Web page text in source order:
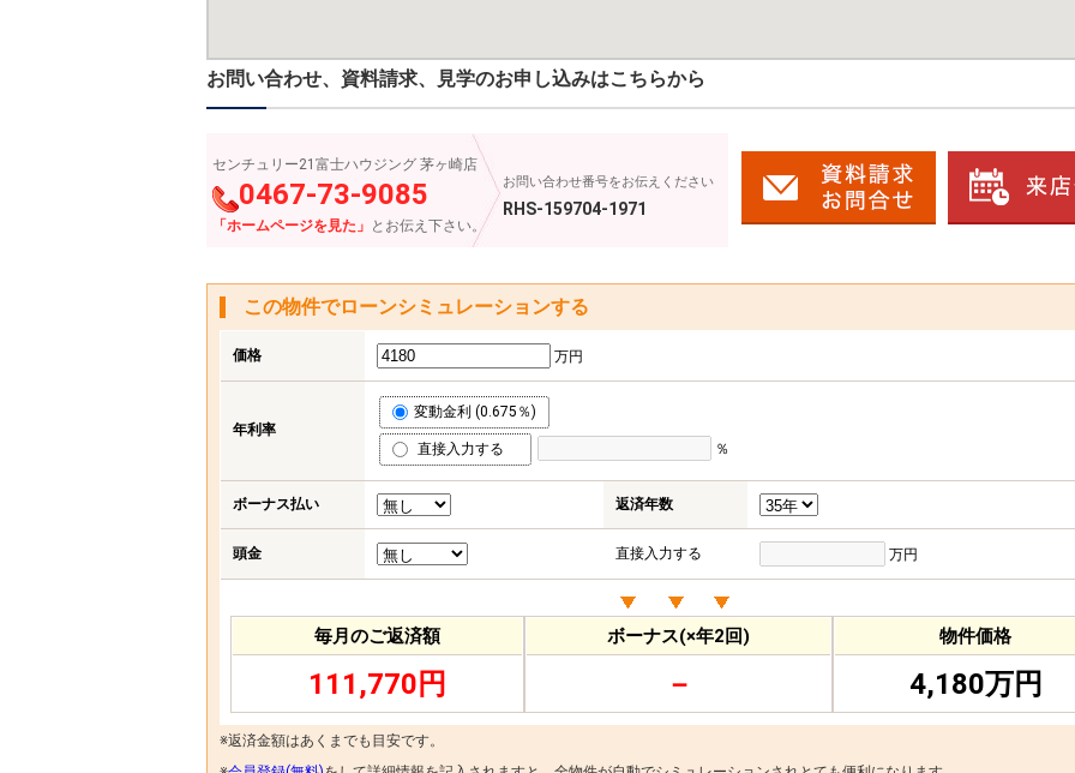
お問い合わせ、資料請求、見学のお申し込みはこちらから
センチュリー21富士ハウジング 茅ヶ崎店
0467-73-9085
「ホームページを見た」 とお伝え下さい。
お問い合わせ番号をお伝えください
RHS-159704-1971
この物件でローンシミュレーションする
価格 万円
年利率
変動金利 (0.675％)
直接入力する ％
ボーナス払い 返済年数
頭金 直接入力する 万円
毎月のご返済額
111,770円
ボーナス(×年2回)
－
物件価格
4,180万円
※返済金額はあくまでも目安です。